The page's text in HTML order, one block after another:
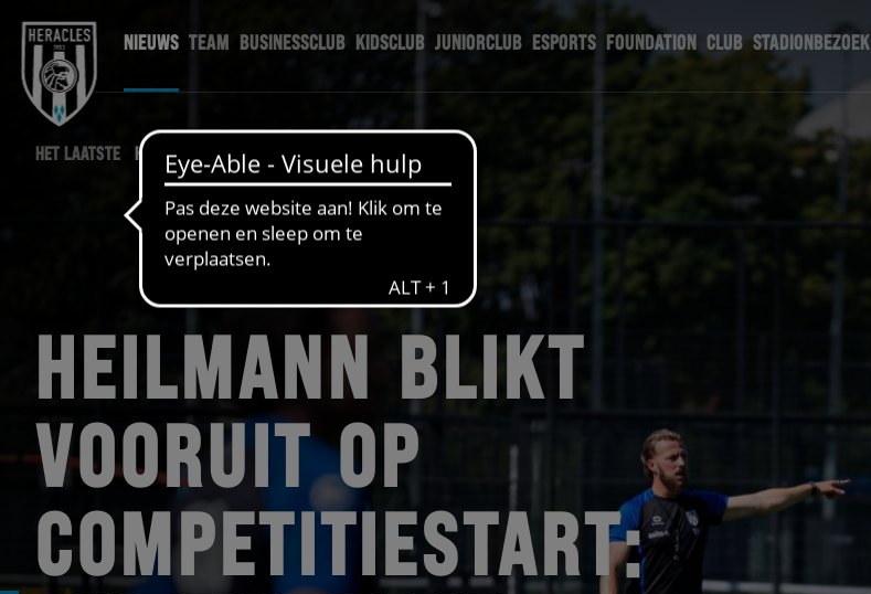
NIEUWS TEAM BUSINESSCLUB KIDSCLUB JUNIORCLUB ESPORTS FOUNDATION CLUB STADIONBEZOEK
HET LAATSTE HERACLES NIEUWS
HEILMANN BLIKT
VOORUIT OP
COMPETITIESTART: